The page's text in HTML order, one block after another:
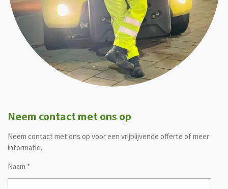
Neem contact met ons op
Neem contact met ons op voor een vrijblijvende offerte of meer
informatie.
Naam *